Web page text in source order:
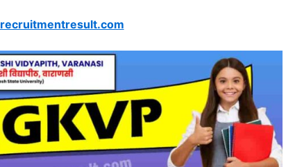
recruitmentresult.com